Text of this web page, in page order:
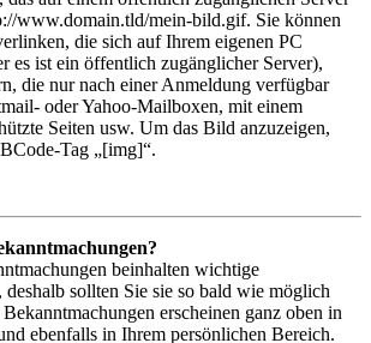
www.domain.tld/mein-bild.gif. Sie können
die sich auf Ihrem eigenen PC
es ist ein öffentlich zugänglicher Server),
die nur nach einer Anmeldung verfügbar
oder Yahoo-Mailboxen, mit einem
Seiten usw. Um das Bild anzuzeigen,
Tag „[img]“.
beinhalten wichtige
sollten Sie sie so bald wie möglich
erscheinen ganz oben in
ebenfalls in Ihrem persönlichen Bereich.